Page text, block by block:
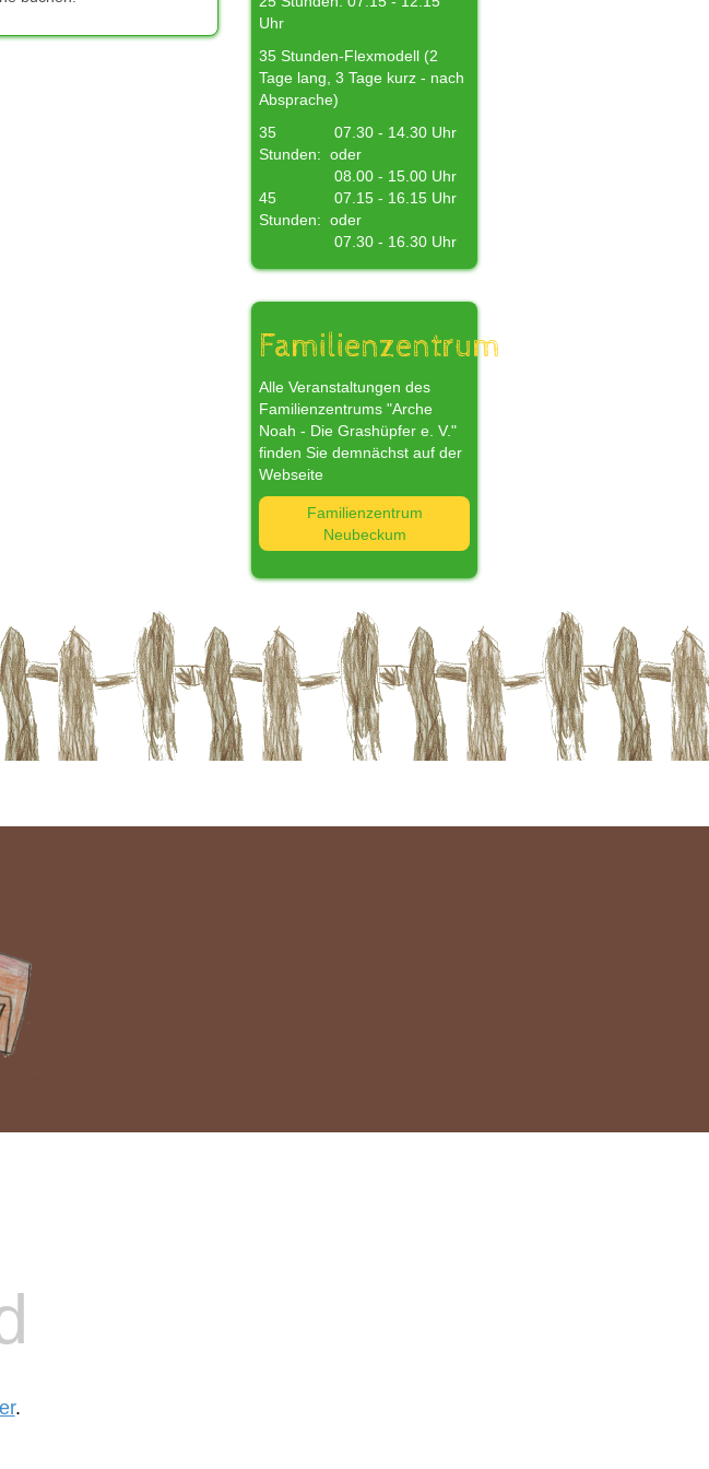
Uhr
35 Stunden-Flexmodell (2
Tage lang, 3 Tage kurz - nach
Absprache)
35
Stunden:
07.30 - 14.30 Uhr
oder
08.00 - 15.00 Uhr
45
Stunden:
07.15 - 16.15 Uhr
oder
07.30 - 16.30 Uhr
Familienzentrum
Alle Veranstaltungen des
Familienzentrums "Arche
Noah - Die Grashüpfer e. V."
finden Sie demnächst auf der
Webseite
Familienzentrum
Neubeckum
.